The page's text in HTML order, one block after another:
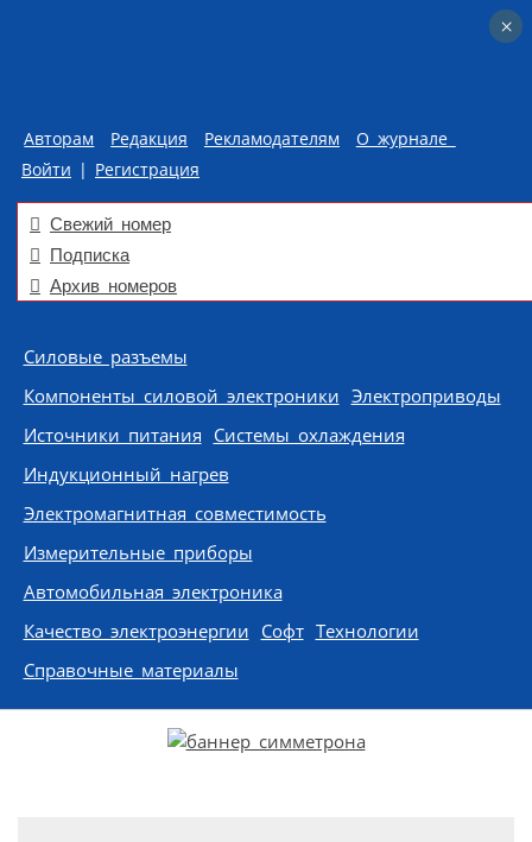
Авторам Редакция Рекламодателям
О журнале
Войти | Регистрация
Свежий номер
Подписка
Архив номеров
Skip to content
Силовые разъемы
Компоненты силовой электроники Электроприводы
Источники питания Системы охлаждения
Индукционный нагрев
Электромагнитная совместимость
Измерительные приборы
Автомобильная электроника
Качество электроэнергии Софт Технологии
Справочные материалы
×
×